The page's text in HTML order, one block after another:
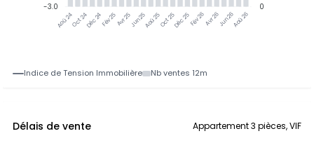
Aoû 24Oct 24Déc 24Fév 25Avr 25Jun 25Aoû 25Oct 25Déc 25Fév 26Avr 26Jun 26Aoû 26
0
-3.0
Indice de Tension Immobilière Nb ventes 12m
Délais de vente Appartement 3 pièces, VIF